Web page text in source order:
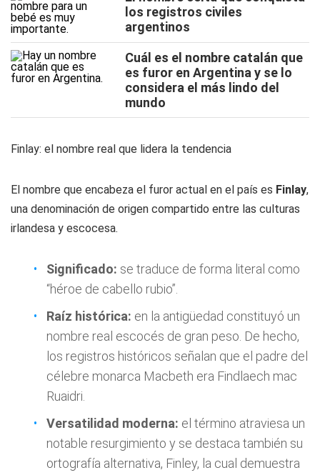
los registros civiles
argentinos
Cuál es el nombre catalán que
es furor en Argentina y se lo
considera el más lindo del
mundo
Finlay: el nombre real que lidera la tendencia
El nombre que encabeza el furor actual en el país es Finlay,
una denominación de origen compartido entre las culturas
irlandesa y escocesa.
Significado: se traduce de forma literal como
“héroe de cabello rubio”.
Raíz histórica: en la antigüedad constituyó un
nombre real escocés de gran peso. De hecho,
los registros históricos señalan que el padre del
célebre monarca Macbeth era Findlaech mac
Ruaidri.
Versatilidad moderna: el término atraviesa un
notable resurgimiento y se destaca también su
ortografía alternativa, Finley, la cual demuestra